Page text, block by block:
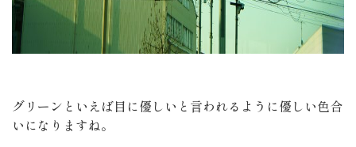
グリーンといえば目に優しいと言われるように優しい色合
いになりますね。